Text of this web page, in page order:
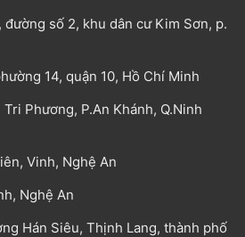
đường số 2, khu dân cư Kim Sơn, p.
14, quận 10, Hồ Chí Minh
Phương, P.An Khánh, Q.Ninh
Vinh, Nghệ An
Nghệ An
Hán Siêu, Thịnh Lang, thành phố